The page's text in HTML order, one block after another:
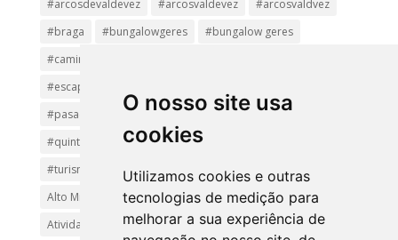
O nosso site usa
cookies
Utilizamos cookies e outras
tecnologias de medição para
melhorar a sua experiência de
#arcosdevaldevez #arcosvaldevez
#arcosvaldvez
#braga
#bungalowgeres
#bungalow geres
#caminhadas
#escapadinha
#pasadiços
#passadiçosdovez
#penedageres
#quintalamosa
#religião
#turismoreligioso
#turismorural
#vianadocastelo
Alto Minho
Arcos de Valdevez.
Arcos Valdevez
Atividades e Passeios
aventura Caminhadas e Passeio